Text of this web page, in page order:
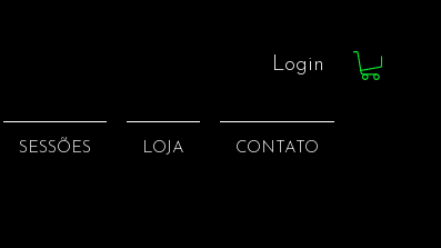
Login
SESSÕES LOJA CONTATO